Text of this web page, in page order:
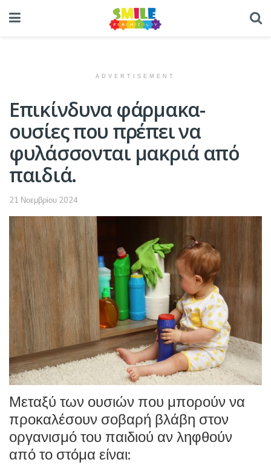
ADVERTISEMENT
Επικίνδυνα φάρμακα-
ουσίες που πρέπει να
φυλάσσονται μακριά από
παιδιά.
21 Νοεμβρίου 2024
Μεταξύ των ουσιών που μπορούν να
προκαλέσουν σοβαρή βλάβη στον
οργανισμό του παιδιού αν ληφθούν
από το στόμα είναι: